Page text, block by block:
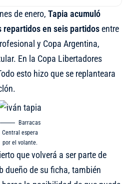
de enero, Tapia acumuló
repartidos en seis partidosentre
y Copa Argentina,
En la Copa Libertadores
esto hizo que se replanteara
Barracas
Central espera
por el volante.
que volverá a ser parte de
dueño de su ficha, también